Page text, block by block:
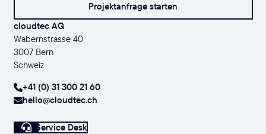
Projektanfrage starten
cloudtec AG
Wabernstrasse 40
3007 Bern
Schweiz
+41 (0) 31 300 21 60
hello@cloudtec.ch
Service Desk